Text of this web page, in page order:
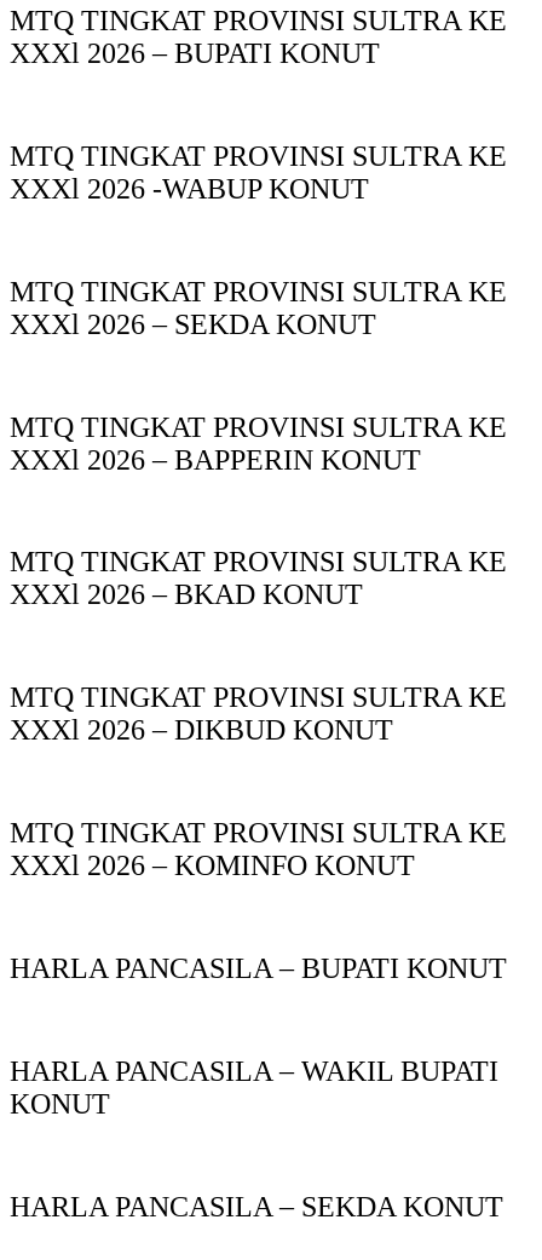
MTQ TINGKAT PROVINSI SULTRA KE
XXXl 2026 – BUPATI KONUT
MTQ TINGKAT PROVINSI SULTRA KE
XXXl 2026 -WABUP KONUT
MTQ TINGKAT PROVINSI SULTRA KE
XXXl 2026 – SEKDA KONUT
MTQ TINGKAT PROVINSI SULTRA KE
XXXl 2026 – BAPPERIN KONUT
MTQ TINGKAT PROVINSI SULTRA KE
XXXl 2026 – BKAD KONUT
MTQ TINGKAT PROVINSI SULTRA KE
XXXl 2026 – DIKBUD KONUT
MTQ TINGKAT PROVINSI SULTRA KE
XXXl 2026 – KOMINFO KONUT
HARLA PANCASILA – BUPATI KONUT
HARLA PANCASILA – WAKIL BUPATI
KONUT
HARLA PANCASILA – SEKDA KONUT